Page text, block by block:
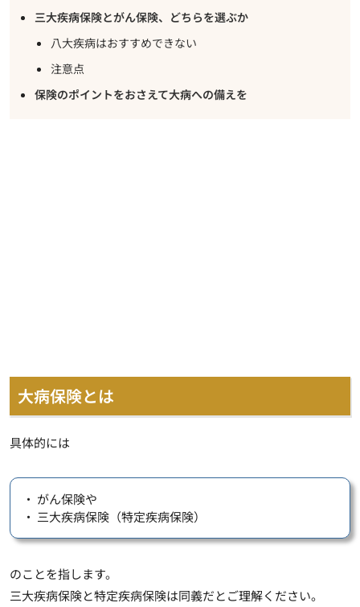
三大疾病保険とがん保険、どちらを選ぶか
八大疾病はおすすめできない
注意点
保険のポイントをおさえて大病への備えを
大病保険とは
具体的には
・ がん保険や
・ 三大疾病保険（特定疾病保険）
のことを指します。
三大疾病保険と特定疾病保険は同義だとご理解ください。